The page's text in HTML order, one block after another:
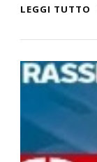
LEGGI TUTTO